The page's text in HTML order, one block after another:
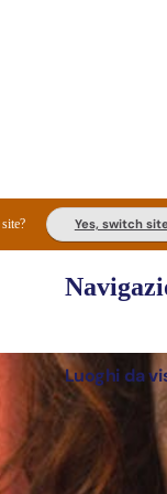
site? Yes, switch
Luoghi da
I